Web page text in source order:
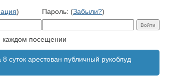
) Пароль: (Забыли?)
каждом посещении
8 суток арестован публичный рукоблуд